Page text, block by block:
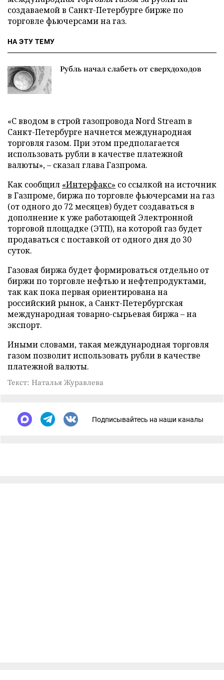
создаваемой в Санкт-Петербурге бирже по
торговле фьючерсами на газ.
НА ЭТУ ТЕМУ
Рубль начал слабеть от сверхдоходов
«С вводом в строй газопровода Nord Stream в
Санкт-Петербурге начнется международная
торговля газом. При этом предполагается
использовать рубли в качестве платежной
валюты», – сказал глава Газпрома.
Как сообщил «Интерфакс» со ссылкой на источник
в Газпроме, биржа по торговле фьючерсами на газ
(от одного до 72 месяцев) будет создаваться в
дополнение к уже работающей Электронной
торговой площадке (ЭТП), на которой газ будет
продаваться с поставкой от одного дня до 30
суток.
Газовая биржа будет формироваться отдельно от
биржи по торговле нефтью и нефтепродуктами,
так как пока первая ориентирована на
российский рынок, а Санкт-Петербургская
международная товарно-сырьевая биржа – на
экспорт.
Иными словами, такая международная торговля
газом позволит использовать рубли в качестве
платежной валюты.
Текст: Наталья Журавлева
Подписывайтесь на наши каналы